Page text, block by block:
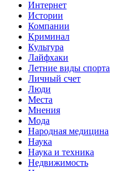
Интернет
Истории
Компании
Криминал
Культура
Лайфхаки
Летние виды спорта
Личный счет
Люди
Места
Мнения
Мода
Народная медицина
Наука
Наука и техника
Недвижимость